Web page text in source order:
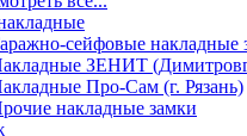
сейфовые накладные
ЗЕНИТ
Про-Сам (г. Рязань)
накладные замки